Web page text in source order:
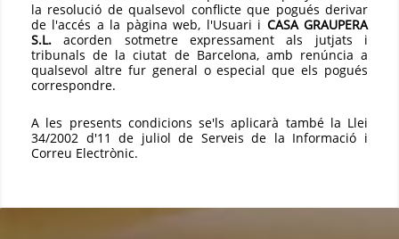
la resolució de qualsevol conflicte que pogués derivar
de l'accés a la pàgina web, l'Usuari i CASA GRAUPERA
S.L. acorden sotmetre expressament als jutjats i
tribunals de la ciutat de Barcelona, amb renúncia a
qualsevol altre fur general o especial que els pogués
correspondre.
A les presents condicions se'ls aplicarà també la Llei
34/2002 d'11 de juliol de Serveis de la Informació i
Correu Electrònic.